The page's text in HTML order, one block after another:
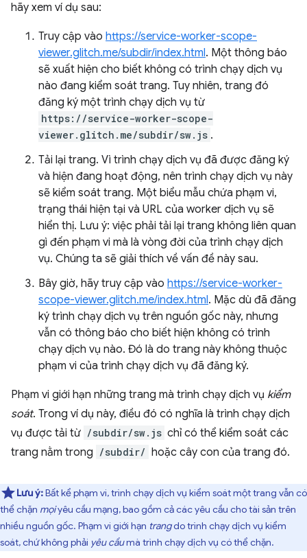
hãy xem ví dụ sau:
Truy cập vào https://service-worker-scope-
viewer.glitch.me/subdir/index.html. Một thông báo
sẽ xuất hiện cho biết không có trình chạy dịch vụ
nào đang kiểm soát trang. Tuy nhiên, trang đó
đăng ký một trình chạy dịch vụ từ
https://service-worker-scope-
viewer.glitch.me/subdir/sw.js .
Tải lại trang. Vì trình chạy dịch vụ đã được đăng ký
và hiện đang hoạt động, nên trình chạy dịch vụ này
sẽ kiểm soát trang. Một biểu mẫu chứa phạm vi,
trạng thái hiện tại và URL của worker dịch vụ sẽ
hiển thị. Lưu ý: việc phải tải lại trang không liên quan
gì đến phạm vi mà là vòng đời của trình chạy dịch
vụ. Chúng ta sẽ giải thích về vấn đề này sau.
Bây giờ, hãy truy cập vào https://service-worker-
scope-viewer.glitch.me/index.html. Mặc dù đã đăng
ký trình chạy dịch vụ trên nguồn gốc này, nhưng
vẫn có thông báo cho biết hiện không có trình
chạy dịch vụ nào. Đó là do trang này không thuộc
phạm vi của trình chạy dịch vụ đã đăng ký.
Phạm vi giới hạn những trang mà trình chạy dịch vụ kiểm
soát. Trong ví dụ này, điều đó có nghĩa là trình chạy dịch
vụ được tải từ /subdir/sw.js chỉ có thể kiểm soát các
trang nằm trong /subdir/ hoặc cây con của trang đó.
Lưu ý:Bất kể phạm vi, trình chạy dịch vụ kiểm soát một trang vẫn có
thể chặn mọiyêu cầu mạng, bao gồm cả các yêu cầu cho tài sản trên
nhiều nguồn gốc. Phạm vi giới hạn trangdo trình chạy dịch vụ kiểm
soát, chứ không phải yêu cầumà trình chạy dịch vụ có thể chặn.